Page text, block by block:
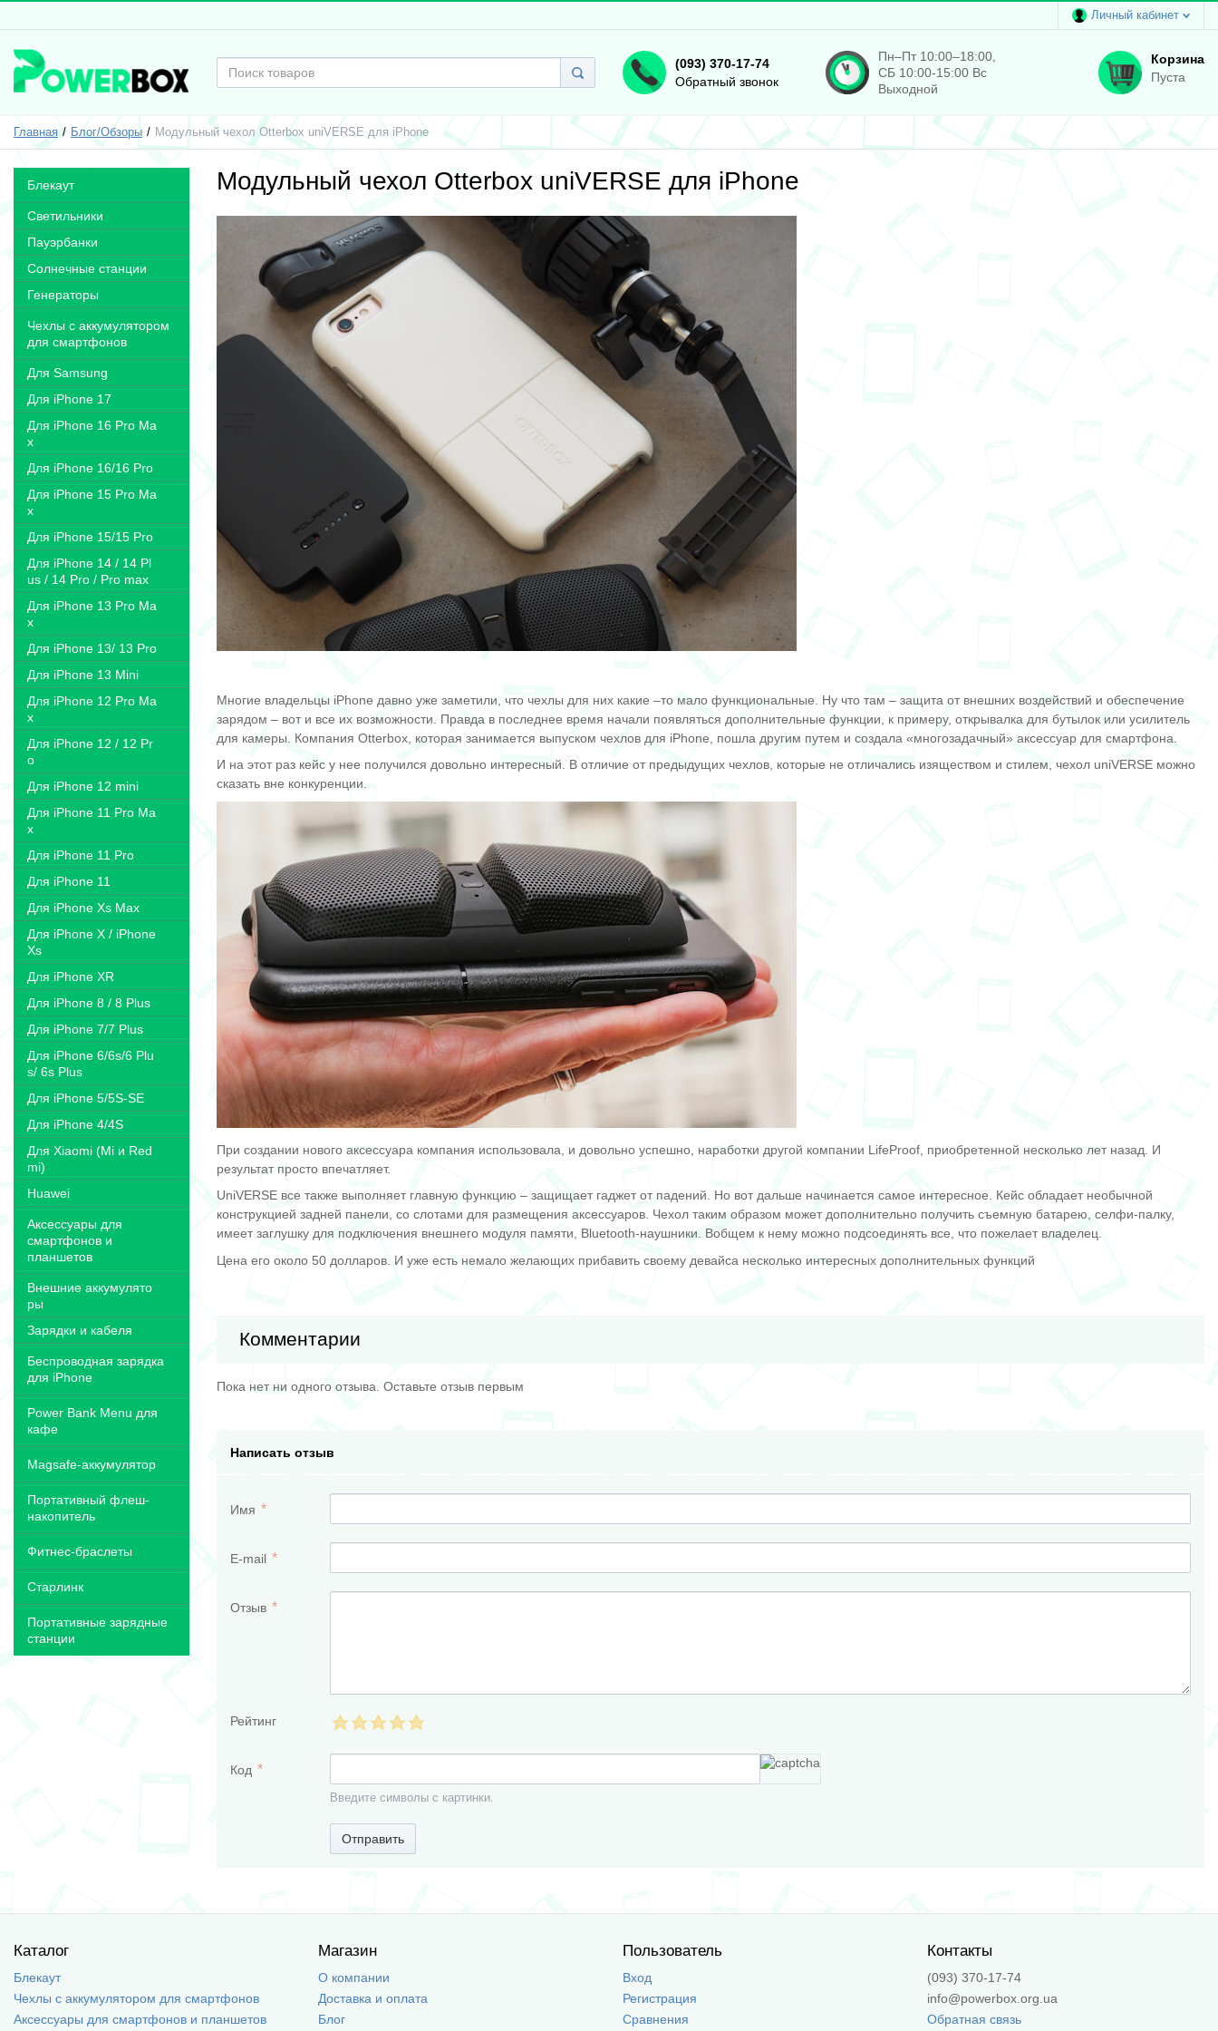
Личный кабинет
(093) 370-17-74
Обратный звонок
Пн–Пт 10:00–18:00,
СБ 10:00-15:00 Вс
Выходной
Корзина
Пуста
Главная Блог/Обзоры Модульный чехол Otterbox uniVERSE для iPhone
Блекаут
Светильники
Пауэрбанки
Солнечные станции
Генераторы
Чехлы с аккумулятором
для смартфонов
Для Samsung
Для iPhone 17
Для iPhone 16 Pro Ma
x
Для iPhone 16/16 Pro
Для iPhone 15 Pro Ma
x
Для iPhone 15/15 Pro
Для iPhone 14 / 14 Pl
us / 14 Pro / Pro max
Для iPhone 13 Pro Ma
x
Для iPhone 13/ 13 Pro
Для iPhone 13 Mini
Для iPhone 12 Pro Ma
x
Для iPhone 12 / 12 Pr
o
Для iPhone 12 mini
Для iPhone 11 Pro Ma
x
Для iPhone 11 Pro
Для iPhone 11
Для iPhone Xs Max
Для iPhone X / iPhone
Xs
Для iPhone XR
Для iPhone 8 / 8 Plus
Для iPhone 7/7 Plus
Для iPhone 6/6s/6 Plu
s/ 6s Plus
Для iPhone 5/5S-SE
Для iPhone 4/4S
Для Xiaomi (Mi и Red
mi)
Huawei
Аксессуары для
смартфонов и
планшетов
Внешние аккумулято
ры
Зарядки и кабеля
Беспроводная зарядка
для iPhone
Power Bank Menu для
кафе
Magsafe-аккумулятор
Портативный флеш-
накопитель
Фитнес-браслеты
Старлинк
Портативные зарядные
станции
Модульный чехол Otterbox uniVERSE для iPhone
Многие владельцы iPhone давно уже заметили, что чехлы для них какие –то мало функциональные. Ну что там – защита от внешних воздействий и обеспечение
зарядом – вот и все их возможности. Правда в последнее время начали появляться дополнительные функции, к примеру, открывалка для бутылок или усилитель
для камеры. Компания Otterbox, которая занимается выпуском чехлов для iPhone, пошла другим путем и создала «многозадачный» аксессуар для смартфона.
И на этот раз кейс у нее получился довольно интересный. В отличие от предыдущих чехлов, которые не отличались изяществом и стилем, чехол uniVERSE можно
сказать вне конкуренции.
При создании нового аксессуара компания использовала, и довольно успешно, наработки другой компании LifeProof, приобретенной несколько лет назад. И
результат просто впечатляет.
UniVERSE все также выполняет главную функцию – защищает гаджет от падений. Но вот дальше начинается самое интересное. Кейс обладает необычной
конструкцией задней панели, со слотами для размещения аксессуаров. Чехол таким образом может дополнительно получить съемную батарею, селфи-палку,
имеет заглушку для подключения внешнего модуля памяти, Bluetooth-наушники. Вобщем к нему можно подсоединять все, что пожелает владелец.
Цена его около 50 долларов. И уже есть немало желающих прибавить своему девайса несколько интересных дополнительных функций
Комментарии
Пока нет ни одного отзыва. Оставьте отзыв первым
Написать отзыв
Имя
E-mail
Отзыв
Рейтинг
Код
Введите символы с картинки.
Отправить
Каталог
Блекаут
Чехлы с аккумулятором для смартфонов
Аксессуары для смартфонов и планшетов
Магазин
О компании
Доставка и оплата
Блог
Пользователь
Вход
Регистрация
Сравнения
Контакты
(093) 370-17-74
info@powerbox.org.ua
Обратная связь